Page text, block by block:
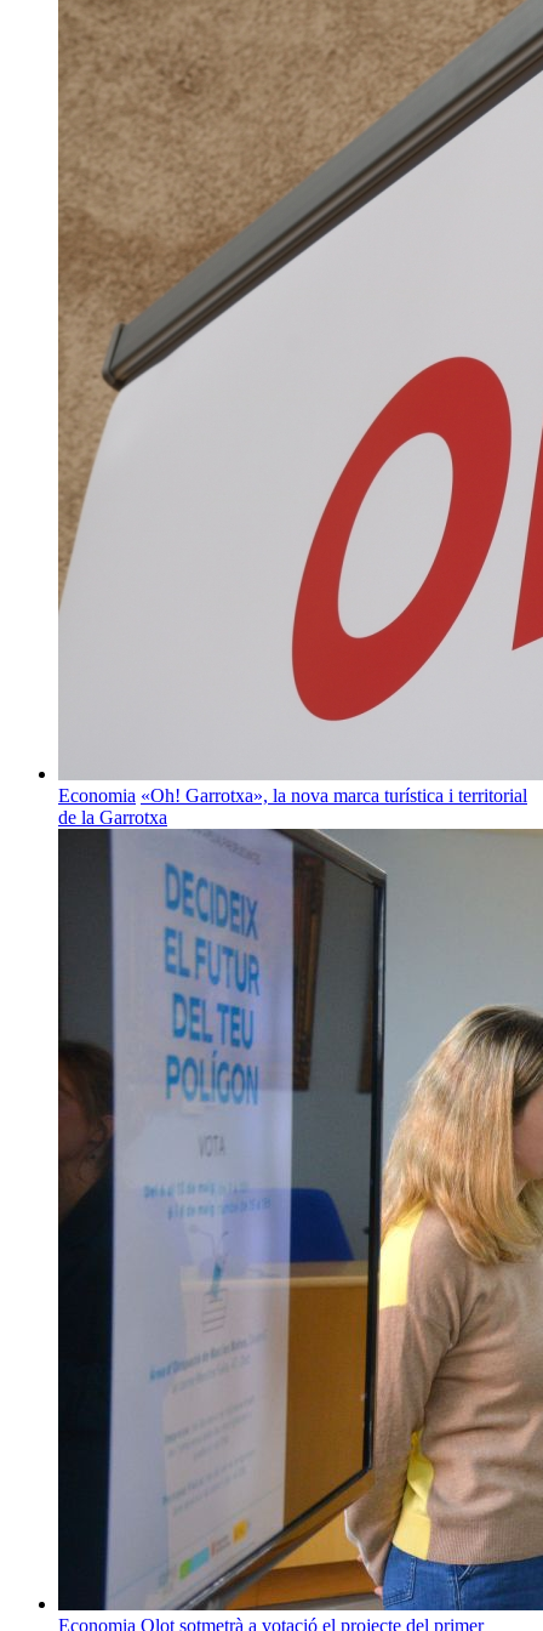
Economia «Oh! Garrotxa», la nova marca turística i territorial
de la Garrotxa
Economia Olot sotmetrà a votació el projecte del primer